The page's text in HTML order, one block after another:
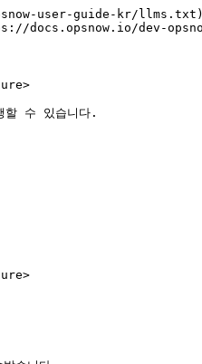
user-guide-kr/
dev-
할 수 있습니다.